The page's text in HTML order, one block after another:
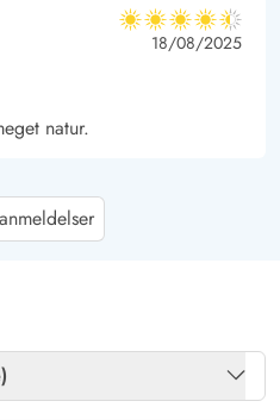
4.5 ud af 5
4.5 ud af 5
4.5 out of 5
18/08/2025
natur.
huset. Hovedhuset er med
ugeneret, og
især på køligere,